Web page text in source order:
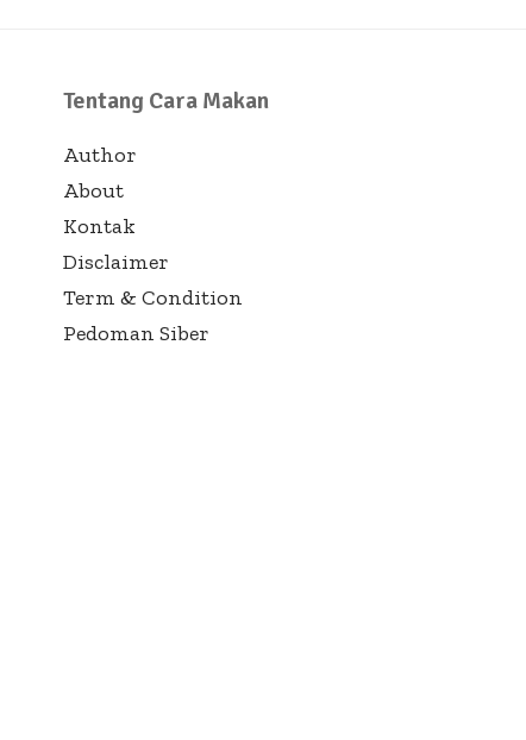
Tentang Cara Makan
Author
About
Kontak
Disclaimer
Term & Condition
Pedoman Siber